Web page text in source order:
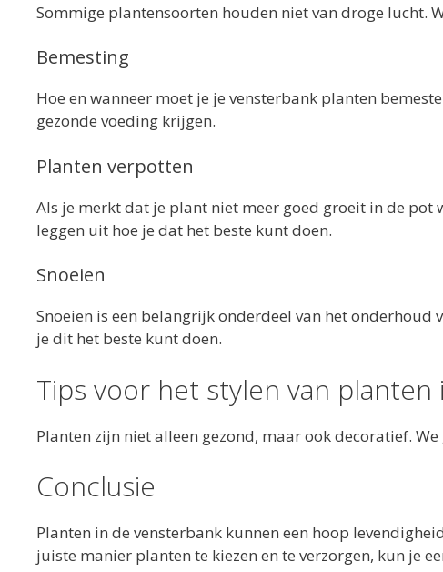
Sommige plantensoorten houden niet van droge lucht.
Bemesting
Hoe en wanneer moet je je vensterbank planten
gezonde voeding krijgen.
Planten verpotten
Als je merkt dat je plant niet meer goed groeit in de pot
leggen uit hoe je dat het beste kunt doen.
Snoeien
Snoeien is een belangrijk onderdeel van het onderhoud
je dit het beste kunt doen.
Tips voor het stylen van
Planten zijn niet alleen gezond, maar ook decoratief.
Conclusie
Planten in de vensterbank kunnen een hoop
juiste manier planten te kiezen en te verzorgen, kun je